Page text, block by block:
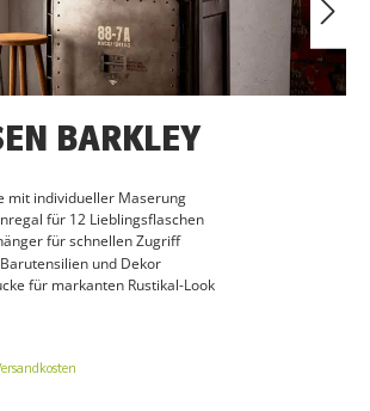
BARKLEY
mit individueller Maserung
für 12 Lieblingsflaschen
für schnellen Zugriff
und Dekor
für markanten Rustikal-Look